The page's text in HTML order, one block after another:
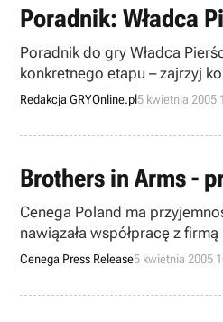
Poradnik: Władca
Poradnik do gry Władca
konkretnego etapu – zajrzyj
Redakcja GRYOnline.pl5 kwietnia 2005
Brothers in Arms -
Cenega Poland ma
nawiązała współpracę z
Cenega Press Release5 kwietnia 2005